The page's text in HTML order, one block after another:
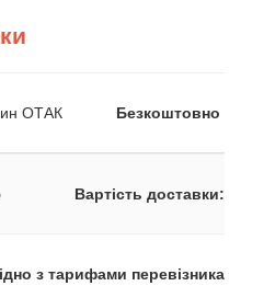
ОТАК Безкоштовно
Вартість доставки:
з тарифами перевізника